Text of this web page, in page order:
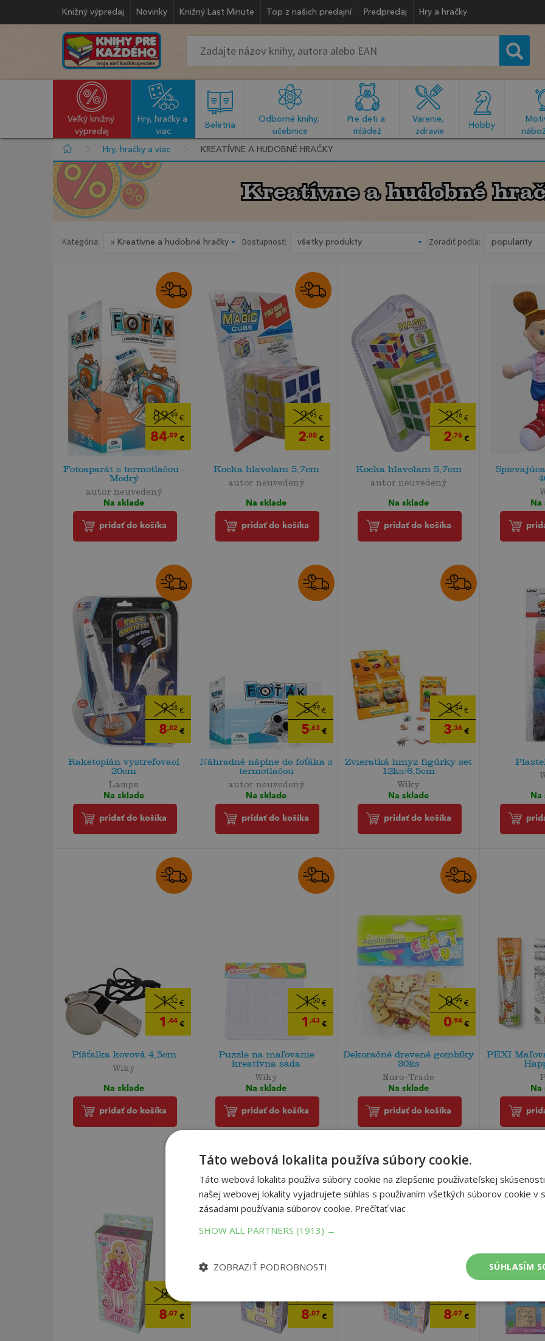
Knižný výpredaj Novinky Knižný Last Minute Top z našich predajní Predpredaj Hry a hračky
Veľký knižný
výpredaj
Hry, hračky a
viac
Beletria
Odborné knihy,
učebnice
Pre deti a
mládež
Varenie,
zdravie
Hobby
Hry, hračky a viac KREATÍVNE A HUDOBNÉ HRAČKY
Kreatívne a hudobné
Kreatívne a hudobné
Kategória: Dostupnosť: Zoradiť podľa:
89,99 €
84,59 €
Fotoaparát s termotlačou -
Modrý
autor neuvedený
Na sklade
pridať do košíka
2,95 €
2,80 €
Kocka hlavolam 5,7cm
autor neuvedený
Na sklade
pridať do košíka
2,76 €
2,76 €
Kocka hlavolam 5,7cm
autor neuvedený
Na sklade
pridať do košíka
Na
9,28 €
8,82 €
Raketoplán vystreľovací
20cm
Lamps
Na sklade
pridať do košíka
5,99 €
5,63 €
Náhradné náplne do foťáka s
termotlačou
autor neuvedený
Na sklade
pridať do košíka
3,54 €
3,36 €
Zvieratká hmyz figúrky set
12ks/6,5cm
Wiky
Na sklade
pridať do košíka
Na
1,52 €
1 ,44 €
Píšťalka kovová 4,5cm
Wiky
Na sklade
pridať do košíka
1,50 €
1 ,43 €
Puzzle na maľovanie
kreatívna sada
Wiky
Na sklade
pridať do košíka
0,99 €
0,94 €
Dekoračné drevené gombíky
30ks
Euro-Trade
Na sklade
pridať do košíka
PEXI
Na
8,49
8,07 € 8,07 € 8,07 €
Táto webová lokalita používa súbory cookie.
Táto webová lokalita používa súbory cookie na zlepšenie používateľskej
našej webovej lokality vyjadrujete súhlas s používaním všetkých súborov cookie v
zásadami používania súborov cookie. Prečítať viac
SHOW ALL PARTNERS (1913) →
SÚHLASÍM
ZOBRAZIŤ PODROBNOSTI